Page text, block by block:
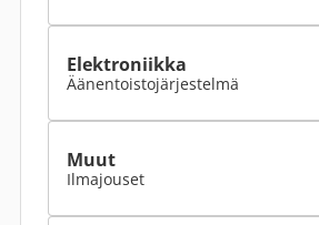
Elektroniikka
Äänentoistojärjestelmä
Muut
Ilmajouset